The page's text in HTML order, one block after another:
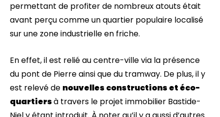
permettant de profiter de nombreux atouts était
avant perçu comme un quartier populaire localisé
sur une zone industrielle en friche.
En effet, il est relié au centre-ville via la présence
du pont de Pierre ainsi que du tramway. De plus, il y
est relevé de nouvelles constructions et éco-
quartiersà travers le projet immobilier Bastide-